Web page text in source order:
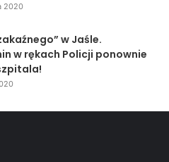
2020
w Jaśle.
w rękach Policji ponownie